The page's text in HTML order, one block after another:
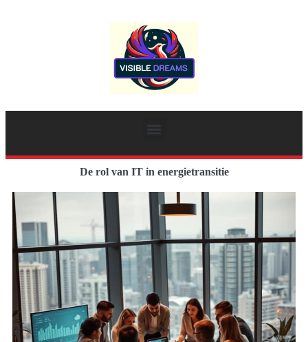
De rol van IT in energietransitie